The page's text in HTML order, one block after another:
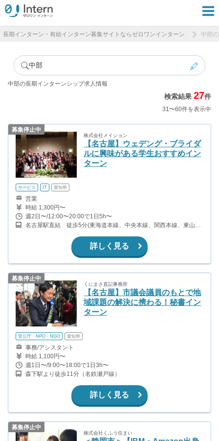
長期インターン・有給インターン募集サイトならゼロワンインターン 中部
中部
中部の長期インターンシップ求人情報
検索結果27件
31〜60件を表示中
募集停止中
株式会社メイション
【名古屋】ウェデング・ブライダ
ルに興味がある学生おすすめイン
ターン
サービス IT 愛知県
営業
時給 1,300円〜
週2日〜/12:00〜20:00で1日5h〜
名古屋駅直結 徒歩5分(東海道本線、中央本線、関西本線、東山線
名古屋駅から徒歩7分(名古屋線)
詳しく見る
募集停止中
くにまさ直記事務所
【名古屋】市議会議員のもとで地
域課題の解決に携わる！秘書イン
ターン
官公庁・NPO・NGO 愛知県
事務/アシスタント
時給 1,100円〜
週1日〜/9:00〜18:00で1日3h〜
森下駅より徒歩11分（名鉄瀬戸線）
詳しく見る
募集停止中
株式会社くふう住まい